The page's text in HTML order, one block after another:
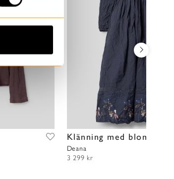
Klänning med blommor
Deana
3 299 kr